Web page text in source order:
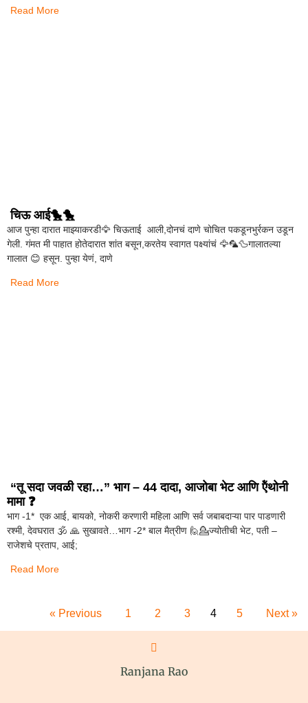
Read More
चिऊ आई🐤🐤
आज पुन्हा दारात माझ्याकरडी🦅 चिऊताई आली,दोनचं दाणे चोचित पकडूनभुर्रकन उडून
गेली. गंमत मी पाहात होतेदारात शांत बसून,करतेय स्वागत पक्ष्यांचं 🦅🦜🦆गालातल्या
गालात 😊 हसून. पुन्हा येणं, दाणे
Read More
“तू सदा जवळी रहा…” भाग – 44 दादा, आजोबा भेट आणि ऍंथोनी
मामा ❓️
भाग -1* एक आई, बायको, नोकरी करणारी महिला आणि सर्व जबाबदाऱ्या पार पाडणारी
रश्मी, देवघरात 🕉️ 🙏 सुखावते…भाग -2* बाल मैत्रीण 🙋💁ज्योतीची भेट, पती –
राजेशचे प्रताप, आई;
Read More
« Previous 1 2 3 4 5 Next »
Ranjana Rao